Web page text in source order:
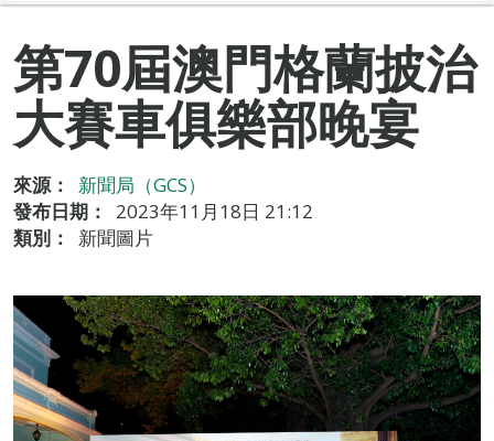
第70屆澳門格蘭披治
大賽車俱樂部晚宴
來源：
新聞局（GCS）
發布日期：
2023年11月18日 21:12
類別：
新聞圖片